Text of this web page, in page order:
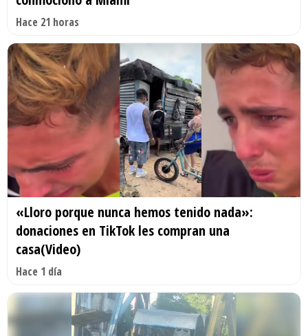
Hace 21 horas
«Lloro porque nunca hemos tenido nada»:
donaciones en TikTok les compran una
casa(Video)
Hace 1 día